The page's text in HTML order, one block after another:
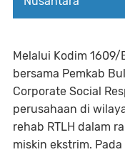
Melalui Kodim
bersama Pemkab
Corporate Social
perusahaan di
rehab RTLH dalam
miskin ekstrim.